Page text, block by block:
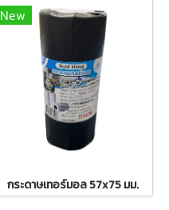
New
กระดาษเทอร์มอล 57x75 มม.